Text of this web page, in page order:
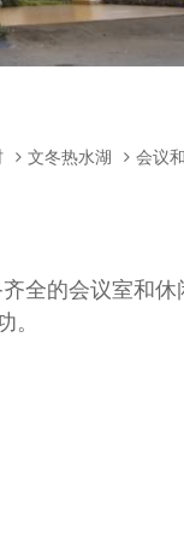
文冬热水湖 会议
全的会议室和